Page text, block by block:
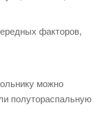
факторов,
можно
полутораспальную